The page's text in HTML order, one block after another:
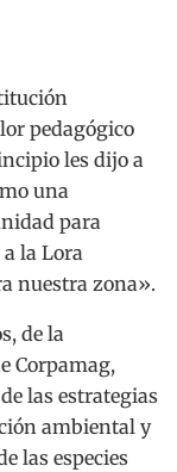
pedagógico
les dijo a
una
para
la Lora
nuestra zona».
de la
Corpamag,
las estrategias
ambiental y
las especies